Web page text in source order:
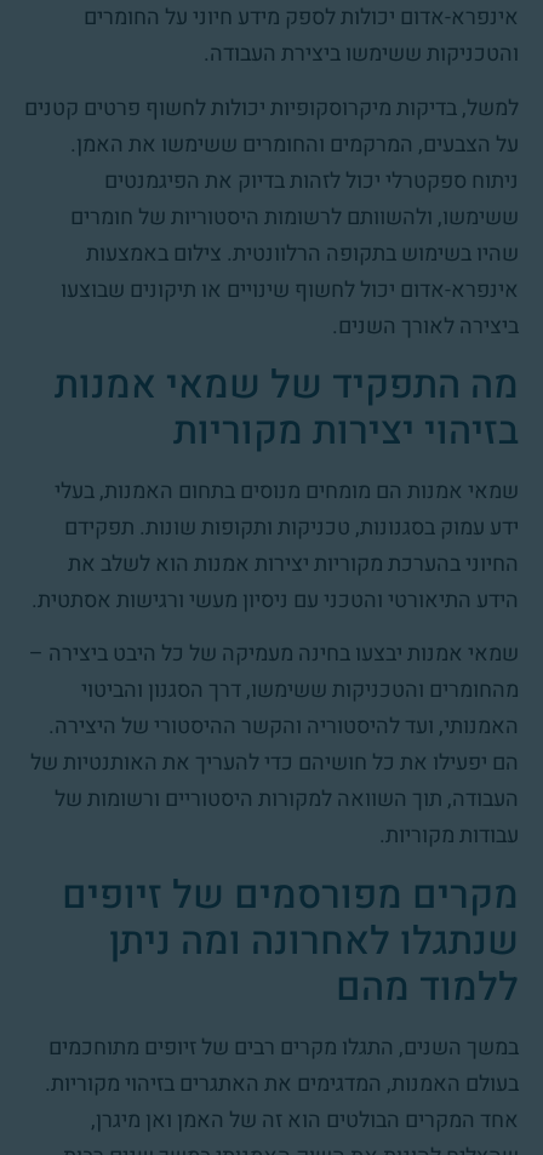
אינפרא-אדום יכולות לספק מידע חיוני על החומרים
והטכניקות ששימשו ביצירת העבודה.
למשל, בדיקות מיקרוסקופיות יכולות לחשוף פרטים קטנים
על הצבעים, המרקמים והחומרים ששימשו את האמן.
ניתוח ספקטרלי יכול לזהות בדיוק את הפיגמנטים
ששימשו, ולהשוותם לרשומות היסטוריות של חומרים
שהיו בשימוש בתקופה הרלוונטית. צילום באמצעות
אינפרא-אדום יכול לחשוף שינויים או תיקונים שבוצעו
ביצירה לאורך השנים.
מה התפקיד של שמאי אמנות
בזיהוי יצירות מקוריות
שמאי אמנות הם מומחים מנוסים בתחום האמנות, בעלי
ידע עמוק בסגנונות, טכניקות ותקופות שונות. תפקידם
החיוני בהערכת מקוריות יצירות אמנות הוא לשלב את
הידע התיאורטי והטכני עם ניסיון מעשי ורגישות אסתטית.
שמאי אמנות יבצעו בחינה מעמיקה של כל היבט ביצירה –
מהחומרים והטכניקות ששימשו, דרך הסגנון והביטוי
האמנותי, ועד להיסטוריה והקשר ההיסטורי של היצירה.
הם יפעילו את כל חושיהם כדי להעריך את האותנטיות של
העבודה, תוך השוואה למקורות היסטוריים ורשומות של
עבודות מקוריות.
מקרים מפורסמים של זיופים
שנתגלו לאחרונה ומה ניתן
ללמוד מהם
במשך השנים, התגלו מקרים רבים של זיופים מתוחכמים
בעולם האמנות, המדגימים את האתגרים בזיהוי מקוריות.
אחד המקרים הבולטים הוא זה של האמן ואן מיגרן,